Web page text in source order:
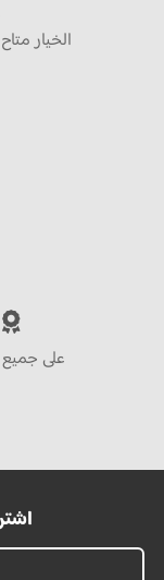
الخيار
على جميع